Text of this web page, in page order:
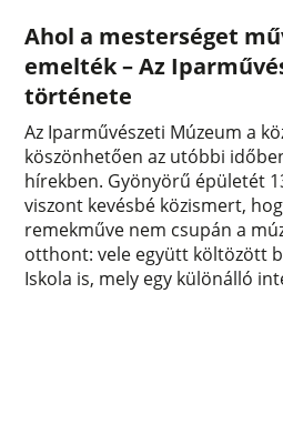
Ahol a mesterséget
emelték – Az
története
Az Iparművészeti Múzeum a
köszönhetően az utóbbi
hírekben. Gyönyörű épületét
viszont kevésbé közismert,
remekműve nem csupán a
otthont: vele együtt költözött
Iskola is, mely egy különálló